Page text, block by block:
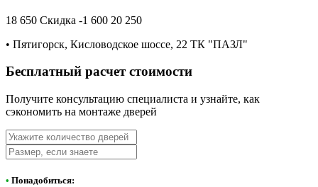
18 650 Скидка -1 600 20 250
• Пятигорск, Кисловодское шоссе, 22 ТК "ПАЗЛ"
Бесплатный расчет стоимости
Получите консультацию специалиста и узнайте, как
сэкономить на монтаже дверей
• Понадобиться: